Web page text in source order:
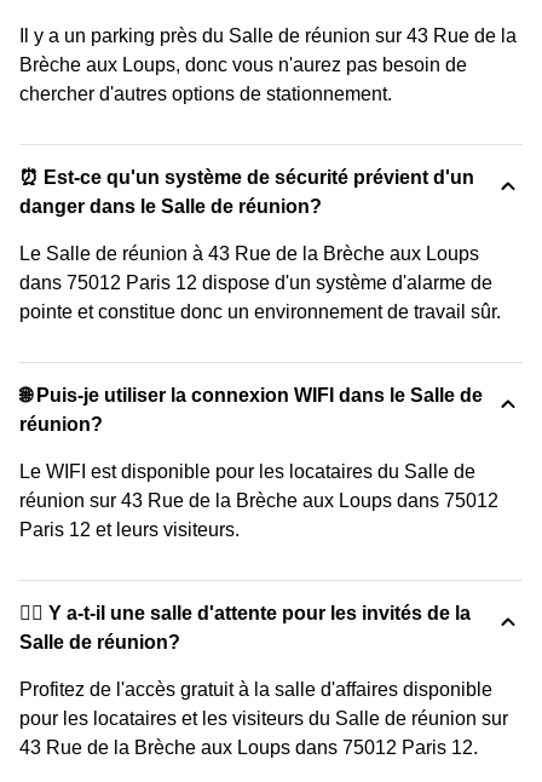
Il y a un parking près du Salle de réunion sur 43 Rue de la
Brèche aux Loups, donc vous n'aurez pas besoin de
chercher d'autres options de stationnement.
⏰ Est-ce qu'un système de sécurité prévient d'un
danger dans le Salle de réunion?
Le Salle de réunion à 43 Rue de la Brèche aux Loups
dans 75012 Paris 12 dispose d'un système d'alarme de
pointe et constitue donc un environnement de travail sûr.
🌐 Puis-je utiliser la connexion WIFI dans le Salle de
réunion?
Le WIFI est disponible pour les locataires du Salle de
réunion sur 43 Rue de la Brèche aux Loups dans 75012
Paris 12 et leurs visiteurs.
🙋‍♀️ Y a-t-il une salle d'attente pour les invités de la
Salle de réunion?
Profitez de l'accès gratuit à la salle d'affaires disponible
pour les locataires et les visiteurs du Salle de réunion sur
43 Rue de la Brèche aux Loups dans 75012 Paris 12.